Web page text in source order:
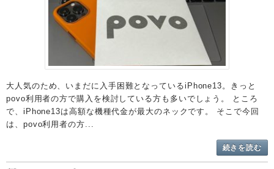
大人気のため、いまだに入手困難となっているiPhone13。きっと
povo利用者の方で購入を検討している方も多いでしょう。 ところ
で、iPhone13は高額な機種代金が最大のネックです。 そこで今回
は、povo利用者の方...
続きを読む